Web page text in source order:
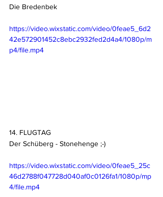
Die Bredenbek
https://video.wixstatic.com/video/0feae5_6d2
42e572901452c8ebc2932fed2d4a4/1080p/m
p4/file.mp4
14. FLUGTAG
Der Schüberg - Stonehenge ;-)
https://video.wixstatic.com/video/0feae5_25c
46d2788f047728d040af0c0126fa1/1080p/mp
4/file.mp4